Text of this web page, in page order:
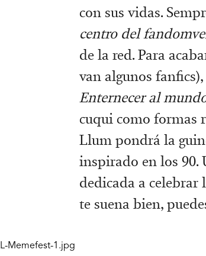
con sus vidas.
centro del
de la red. Para
van algunos fanfics),
Enternecer al
cuqui como formas
Llum pondrá la
inspirado en los 90.
dedicada a
te suena bien,